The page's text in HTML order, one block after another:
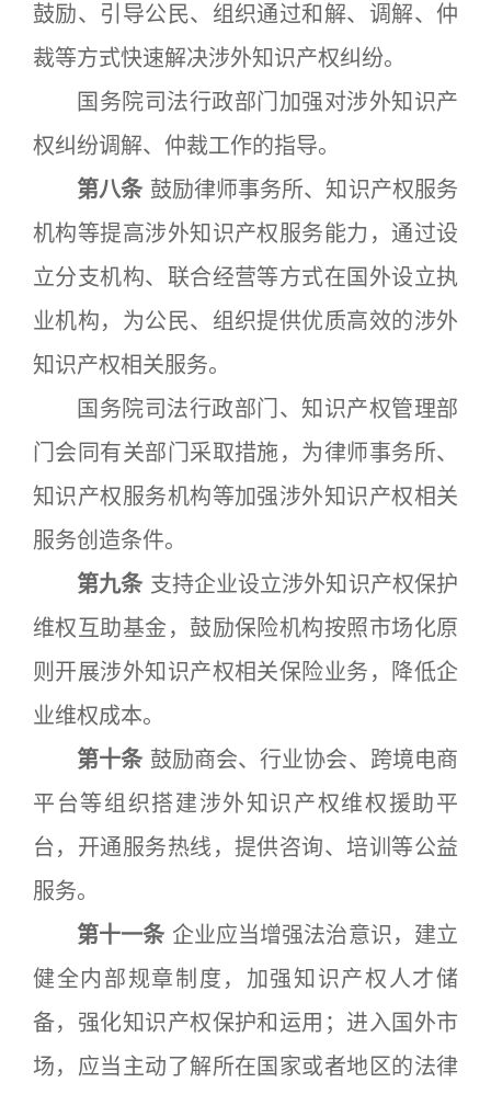
鼓励、引导公民、组织通过和解、调解、仲
裁等方式快速解决涉外知识产权纠纷。
国务院司法行政部门加强对涉外知识产
权纠纷调解、仲裁工作的指导。
第八条 鼓励律师事务所、知识产权服务
机构等提高涉外知识产权服务能力，通过设
立分支机构、联合经营等方式在国外设立执
业机构，为公民、组织提供优质高效的涉外
知识产权相关服务。
国务院司法行政部门、知识产权管理部
门会同有关部门采取措施，为律师事务所、
知识产权服务机构等加强涉外知识产权相关
服务创造条件。
第九条 支持企业设立涉外知识产权保护
维权互助基金，鼓励保险机构按照市场化原
则开展涉外知识产权相关保险业务，降低企
业维权成本。
第十条 鼓励商会、行业协会、跨境电商
平台等组织搭建涉外知识产权维权援助平
台，开通服务热线，提供咨询、培训等公益
服务。
第十一条 企业应当增强法治意识，建立
健全内部规章制度，加强知识产权人才储
备，强化知识产权保护和运用；进入国外市
场，应当主动了解所在国家或者地区的法律